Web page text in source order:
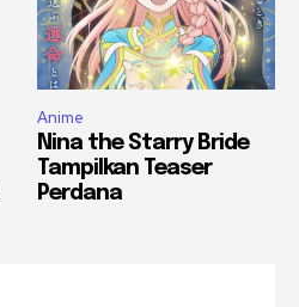
Anime
Nina the Starry Bride
Tampilkan Teaser
Perdana